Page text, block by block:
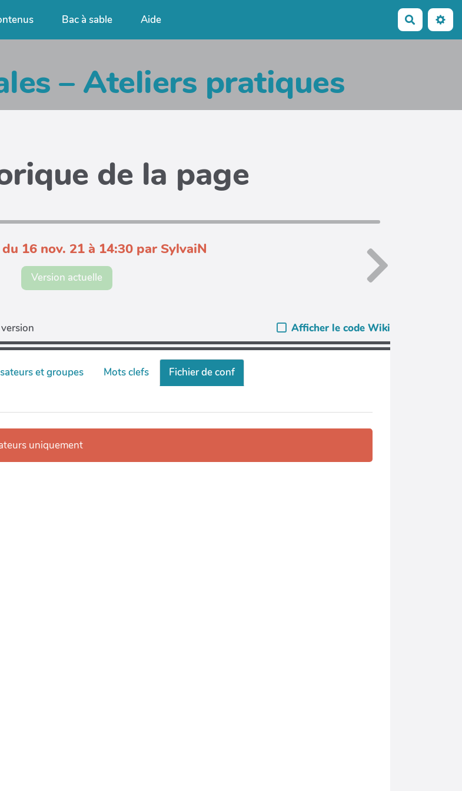
Bac à sable Aide
– Ateliers pratiques
de la page
16 nov. 21 à 14:30 par SylvaiN
Version actuelle
Afficher le code Wiki